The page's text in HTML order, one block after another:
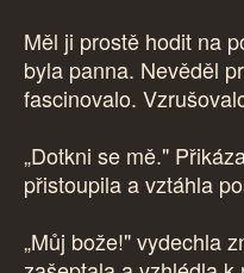
Měl ji prostě hodit na
byla panna. Nevěděl
fascinovalo.
„Dotkni se mě."
přistoupila a vztáhla
„Můj bože!" vydechla